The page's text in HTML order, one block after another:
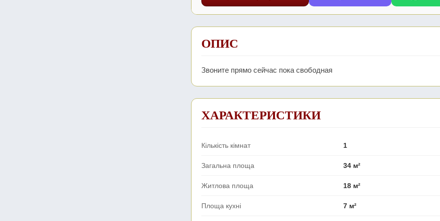
ОПИС
Звоните прямо сейчас пока свободная
ХАРАКТЕРИСТИКИ
Кількість кімнат 1
Загальна площа 34 м²
Житлова площа 18 м²
Площа кухні 7 м²